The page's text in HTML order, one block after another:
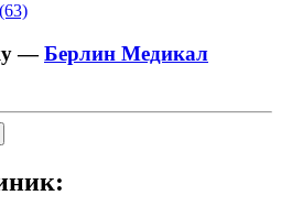
—Берлин Медикал